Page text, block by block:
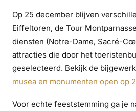
Op 25 december blijven
Eiffeltoren, de Tour
diensten (Notre-Dame, Sacré-
attracties die door het
geselecteerd. Bekijk de
musea en monumenten open op
Voor echte feeststemming ga je